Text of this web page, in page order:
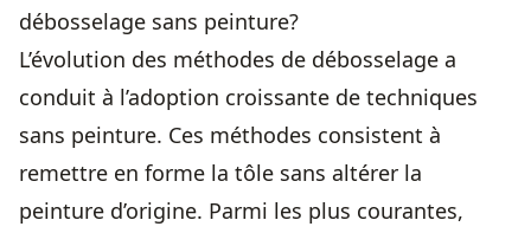
débosselage sans peinture?
L’évolution des méthodes de débosselage a
conduit à l’adoption croissante de techniques
sans peinture. Ces méthodes consistent à
remettre en forme la tôle sans altérer la
peinture d’origine. Parmi les plus courantes,